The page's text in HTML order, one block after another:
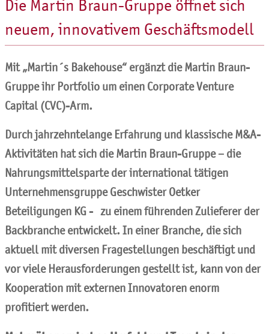
Die Martin Braun-Gruppe öffnet sich
neuem, innovativem Geschäftsmodell
Mit „Martin´s Bakehouse“ ergänzt die Martin Braun-
Gruppe ihr Portfolio um einen Corporate Venture
Capital (CVC)-Arm.
Durch jahrzehntelange Erfahrung und klassische M&A-
Aktivitäten hat sich die Martin Braun-Gruppe – die
Nahrungsmittelsparte der international tätigen
Unternehmensgruppe Geschwister Oetker
Beteiligungen KG - zu einem führenden Zulieferer der
Backbranche entwickelt. In einer Branche, die sich
aktuell mit diversen Fragestellungen beschäftigt und
vor viele Herausforderungen gestellt ist, kann von der
Kooperation mit externen Innovatoren enorm
profitiert werden.